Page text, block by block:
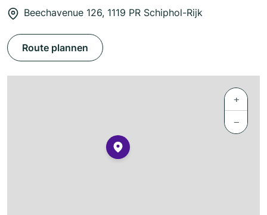
Beechavenue 126, 1119 PR Schiphol-Rijk
Route plannen
+
−